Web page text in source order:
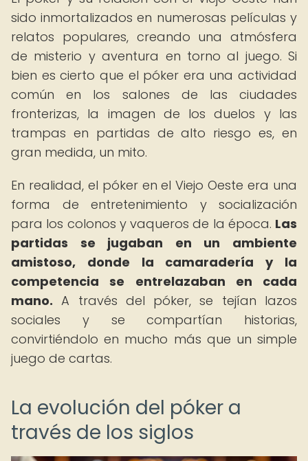
sido inmortalizados en numerosas películas y
relatos populares, creando una atmósfera
de misterio y aventura en torno al juego. Si
bien es cierto que el póker era una actividad
común en los salones de las ciudades
fronterizas, la imagen de los duelos y las
trampas en partidas de alto riesgo es, en
gran medida, un mito.
En realidad, el póker en el Viejo Oeste era una
forma de entretenimiento y socialización
para los colonos y vaqueros de la época. Las
partidas se jugaban en un ambiente
amistoso, donde la camaradería y la
competencia se entrelazaban en cada
mano. A través del póker, se tejían lazos
sociales y se compartían historias,
convirtiéndolo en mucho más que un simple
juego de cartas.
La evolución del póker a
través de los siglos